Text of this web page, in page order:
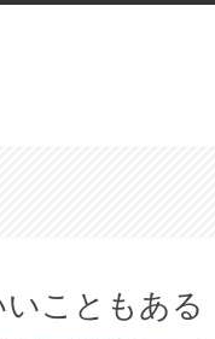
こともある